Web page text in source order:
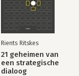
Rients Ritskes
21 geheimen van
een strategische
dialoog